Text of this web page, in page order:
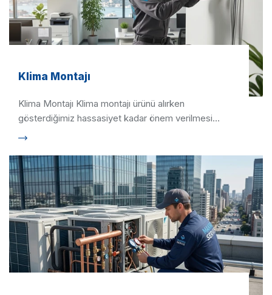
Klima Montajı
Klima Montajı Klima montajı ürünü alırken
gösterdiğimiz hassasiyet kadar önem verilmesi